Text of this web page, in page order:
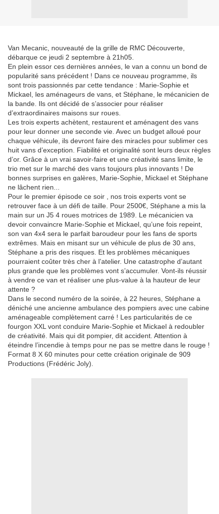
Van Mecanic, nouveauté de la grille de RMC Découverte,
débarque ce jeudi 2 septembre à 21h05.
En plein essor ces dernières années, le van a connu un bond de
popularité sans précédent ! Dans ce nouveau programme, ils
sont trois passionnés par cette tendance : Marie-Sophie et
Mickael, les aménageurs de vans, et Stéphane, le mécanicien de
la bande. Ils ont décidé de s’associer pour réaliser
d’extraordinaires maisons sur roues.
Les trois experts achètent, restaurent et aménagent des vans
pour leur donner une seconde vie. Avec un budget alloué pour
chaque véhicule, ils devront faire des miracles pour sublimer ces
huit vans d’exception. Fiabilité et originalité sont leurs deux règles
d’or. Grâce à un vrai savoir-faire et une créativité sans limite, le
trio met sur le marché des vans toujours plus innovants ! De
bonnes surprises en galères, Marie-Sophie, Mickael et Stéphane
ne lâchent rien...
Pour le premier épisode ce soir , nos trois experts vont se
retrouver face à un défi de taille. Pour 2500€, Stéphane a mis la
main sur un J5 4 roues motrices de 1989. Le mécanicien va
devoir convaincre Marie-Sophie et Mickael, qu’une fois repeint,
son van 4x4 sera le parfait baroudeur pour les fans de sports
extrêmes. Mais en misant sur un véhicule de plus de 30 ans,
Stéphane a pris des risques. Et les problèmes mécaniques
pourraient coûter très cher à l’atelier. Une catastrophe d’autant
plus grande que les problèmes vont s’accumuler. Vont-ils réussir
à vendre ce van et réaliser une plus-value à la hauteur de leur
attente ?
Dans le second numéro de la soirée, à 22 heures, Stéphane a
déniché une ancienne ambulance des pompiers avec une cabine
aménageable complètement carré ! Les particularités de ce
fourgon XXL vont conduire Marie-Sophie et Mickael à redoubler
de créativité. Mais qui dit pompier, dit accident. Attention à
éteindre l’incendie à temps pour ne pas se mettre dans le rouge !
Format 8 X 60 minutes pour cette création originale de 909
Productions (Frédéric Joly).